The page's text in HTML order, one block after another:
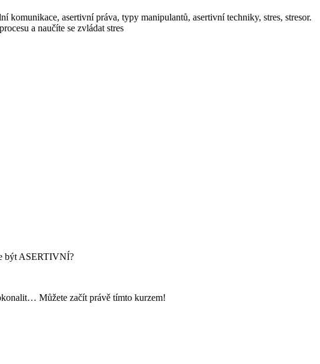
komunikace, asertivní práva, typy manipulantů, asertivní techniky, stres, stresor.
a naučíte se zvládat stres
být ASERTIVNÍ?
Můžete začít právě tímto kurzem!